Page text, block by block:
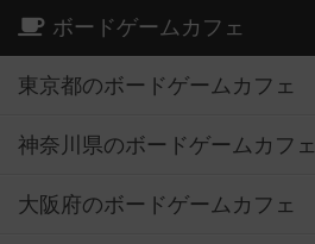
ボードゲームカフェ
東京都のボードゲームカフェ
神奈川県のボードゲームカフェ
大阪府のボードゲームカフェ